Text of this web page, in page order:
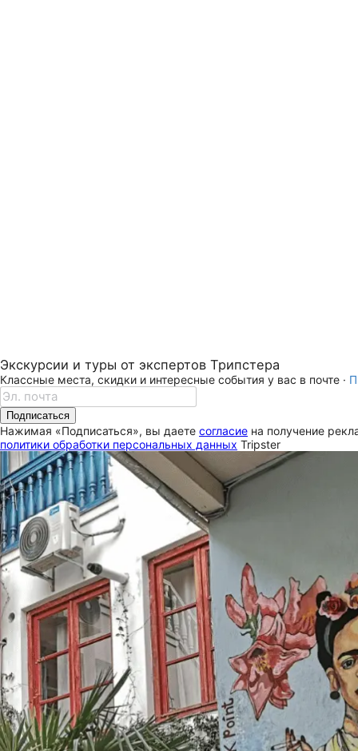
Экскурсии и туры от экспертов Трипстера
Классные места, скидки и интересные события у вас в почте ·
Подписаться
Нажимая «Подписаться», вы даете согласие на получение
политики обработки персональных данных Tripster